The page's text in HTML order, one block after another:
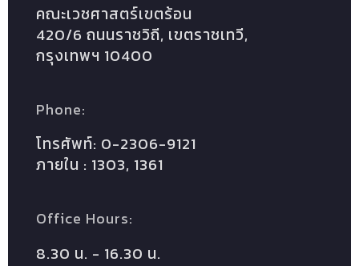
คณะเวชศาสตร์เขตร้อน
420/6 ถนนราชวิถี, เขตราชเทวี,
กรุงเทพฯ 10400
Phone:
โทรศัพท์: 0-2306-9121
ภายใน : 1303, 1361
Office Hours:
8.30 น. - 16.30 น.